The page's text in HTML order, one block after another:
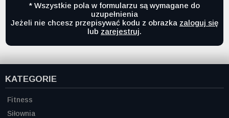
* Wszystkie pola w formularzu są wymagane do
uzupełnienia
Jeżeli nie chcesz przepisywać kodu z obrazka zaloguj się
lub zarejestruj.
KATEGORIE
Fitness
Siłownia